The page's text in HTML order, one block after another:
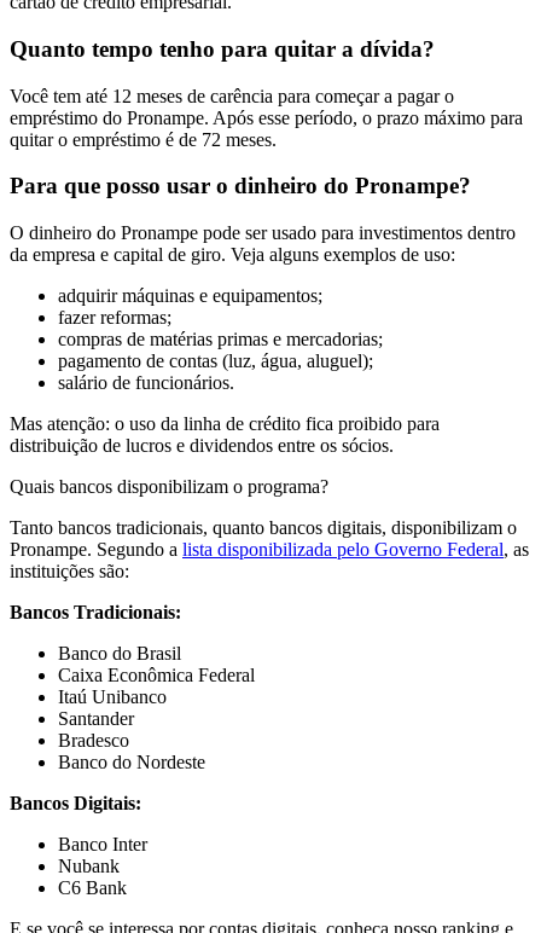
Quanto tempo tenho para quitar a dívida?
Você tem até 12 meses de carência para começar a pagar o
empréstimo do Pronampe. Após esse período, o prazo máximo para
quitar o empréstimo é de 72 meses.
Para que posso usar o dinheiro do Pronampe?
O dinheiro do Pronampe pode ser usado para investimentos dentro
da empresa e capital de giro. Veja alguns exemplos de uso:
adquirir máquinas e equipamentos;
fazer reformas;
compras de matérias primas e mercadorias;
pagamento de contas (luz, água, aluguel);
salário de funcionários.
Mas atenção: o uso da linha de crédito fica proibido para
distribuição de lucros e dividendos entre os sócios.
Quais bancos disponibilizam o programa?
Tanto bancos tradicionais, quanto bancos digitais, disponibilizam o
Pronampe. Segundo a lista disponibilizada pelo Governo Federal, as
instituições são:
Bancos Tradicionais:
Banco do Brasil
Caixa Econômica Federal
Itaú Unibanco
Santander
Bradesco
Banco do Nordeste
Bancos Digitais:
Banco Inter
Nubank
C6 Bank
E se você se interessa por contas digitais, conheça nosso ranking e